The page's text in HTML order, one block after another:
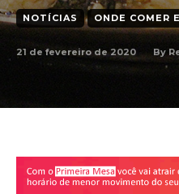
NOTÍCIAS ONDE COMER
21 de fevereiro de 2020 By